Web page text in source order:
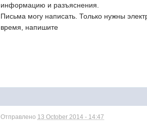
информацию и разъяснения.
Письма могу написать. Только нужны
время, напишите
Отправлено 13 October 2014 - 14:47